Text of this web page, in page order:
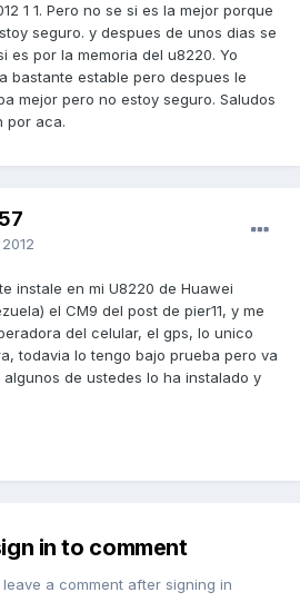
1 1. Pero no se si es la mejor porque
seguro. y despues de unos dias se
es por la memoria del u8220. Yo
bastante estable pero despues le
mejor pero no estoy seguro. Saludos
por aca.
instale en mi U8220 de Huawei
el CM9 del post de pier11, y me
del celular, el gps, lo unico
todavia lo tengo bajo prueba pero va
de ustedes lo ha instalado y
in to comment
a comment after signing in